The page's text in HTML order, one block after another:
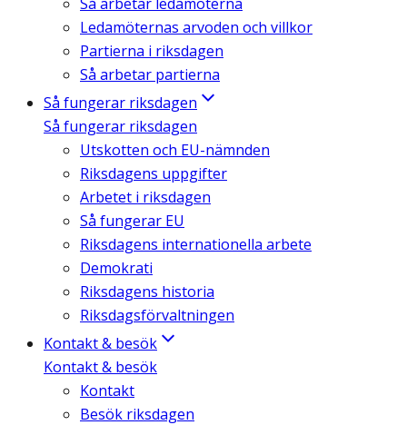
Ledamöternas arvoden och villkor
Partierna i riksdagen
Så arbetar partierna
Så fungerar riksdagen
Så fungerar riksdagen
Utskotten och EU-nämnden
Riksdagens uppgifter
Arbetet i riksdagen
Så fungerar EU
Riksdagens internationella arbete
Demokrati
Riksdagens historia
Riksdagsförvaltningen
Kontakt & besök
Kontakt & besök
Kontakt
Besök riksdagen